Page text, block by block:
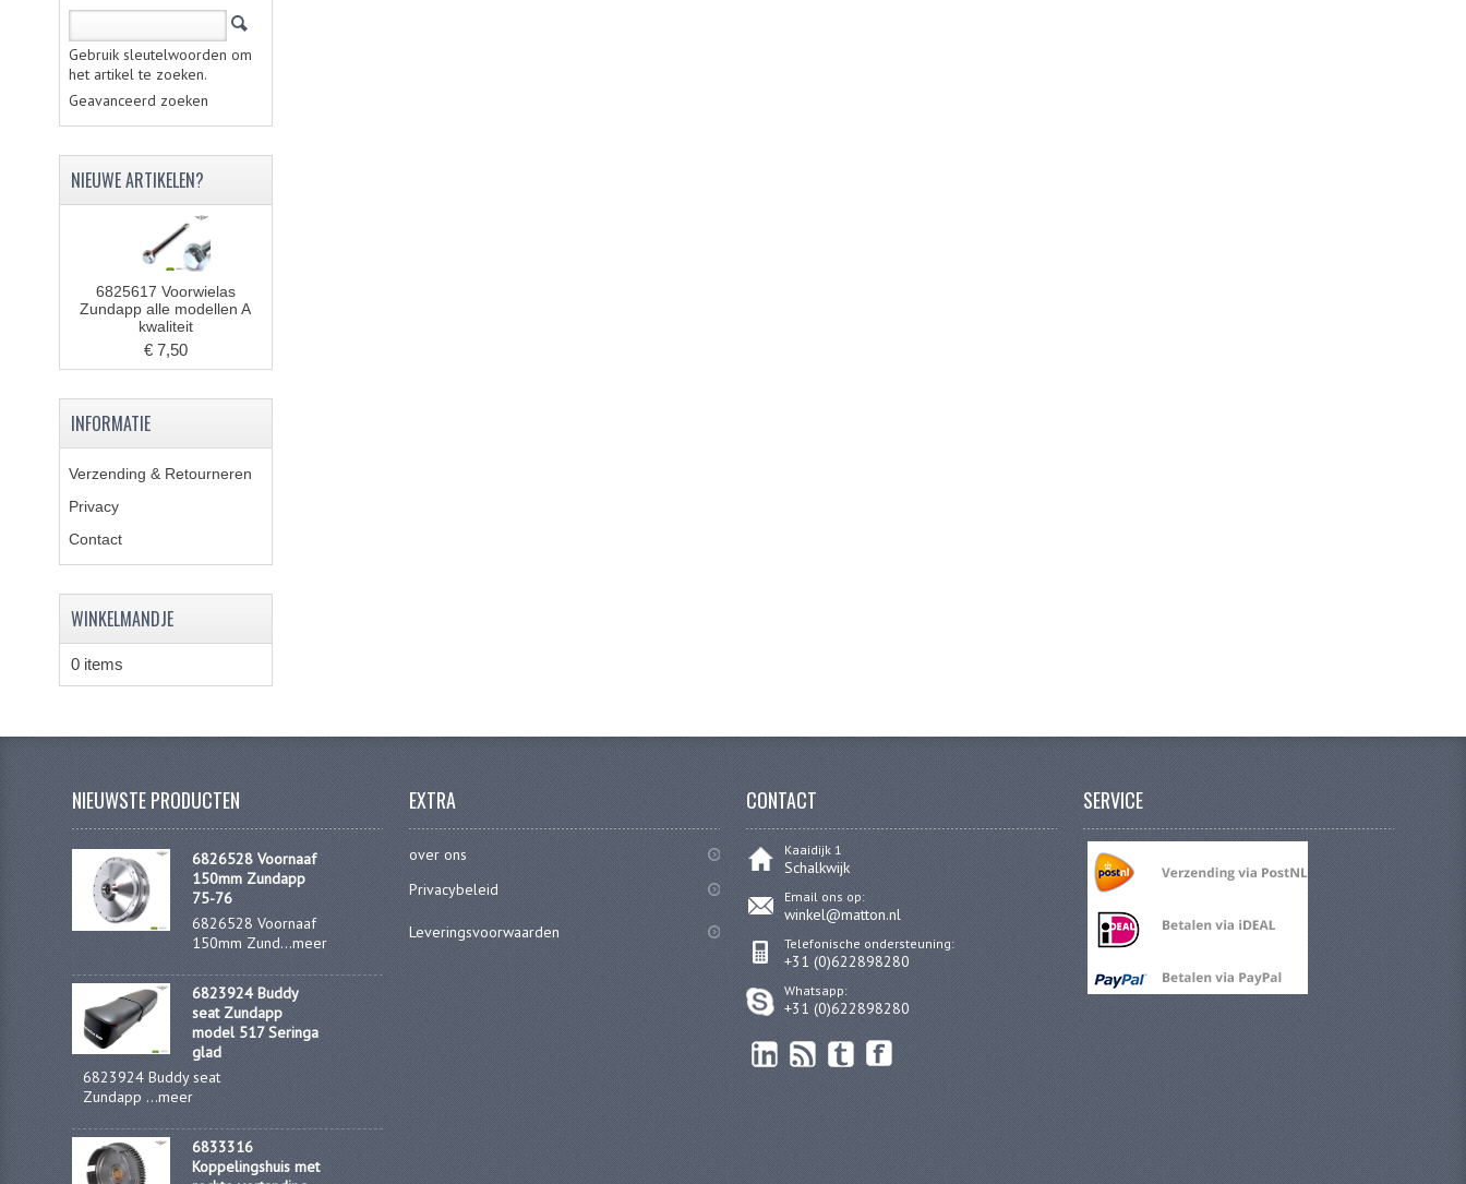
Gebruik sleutelwoorden om
het artikel te zoeken.
Geavanceerd zoeken
NIEUWE ARTIKELEN?
6825617 Voorwielas
Zundapp alle modellen A
kwaliteit
€ 7,50
INFORMATIE
Verzending & Retourneren
Privacy
Contact
WINKELMANDJE
0 items
NIEUWSTE PRODUCTEN
6826528 Voornaaf
150mm Zundapp
75-76
6826528 Voornaaf
150mm Zund...meer
6823924 Buddy
seat Zundapp
model 517 Seringa
glad
6823924 Buddy seat
Zundapp ...meer
6833316
Koppelingshuis met
EXTRA
over ons
Privacybeleid
Leveringsvoorwaarden
CONTACT
Kaaidijk 1
Schalkwijk
Email ons op:
winkel@matton.nl
Telefonische ondersteuning:
+31 (0)622898280
Whatsapp:
+31 (0)622898280
SERVICE